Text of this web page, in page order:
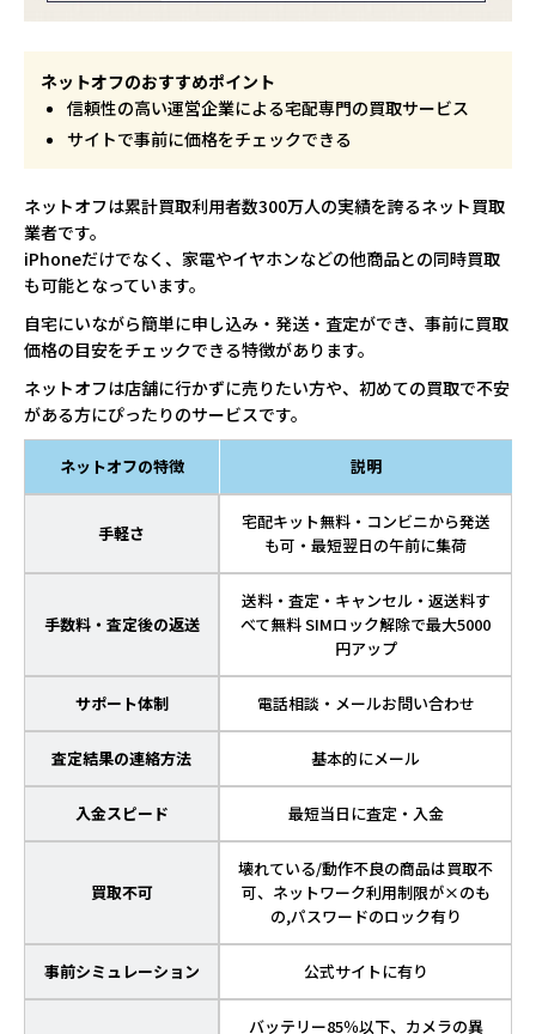
ネットオフのおすすめポイント
信頼性の高い運営企業による宅配専門の買取サービス
サイトで事前に価格をチェックできる
ネットオフは累計買取利用者数300万人の実績を誇るネット買取
業者です。
iPhoneだけでなく、家電やイヤホンなどの他商品との同時買取
も可能となっています。
自宅にいながら簡単に申し込み・発送・査定ができ、事前に買取
価格の目安をチェックできる特徴があります。
ネットオフは店舗に行かずに売りたい方や、初めての買取で不安
がある方にぴったりのサービスです。
ネットオフの特徴 説明
手軽さ
宅配キット無料・コンビニから発送
も可・最短翌日の午前に集荷
手数料・査定後の返送
送料・査定・キャンセル・返送料す
べて無料 SIMロック解除で最大5000
円アップ
サポート体制 電話相談・メールお問い合わせ
査定結果の連絡方法 基本的にメール
入金スピード 最短当日に査定・入金
買取不可
壊れている/動作不良の商品は買取不
可、ネットワーク利用制限が×のも
の,パスワードのロック有り
事前シミュレーション 公式サイトに有り
バッテリー85％以下、カメラの異